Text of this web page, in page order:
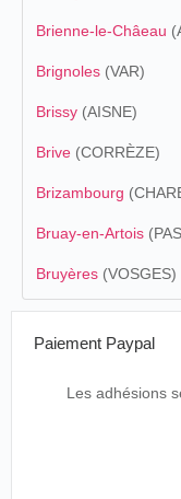
Brienne-le-Châeau
Brignoles (VAR)
Brissy (AISNE)
Brive (CORRÈZE)
Brizambourg
Bruay-en-Artois
Bruyères (VOSGES)
Paiement Paypal
Les adhésions